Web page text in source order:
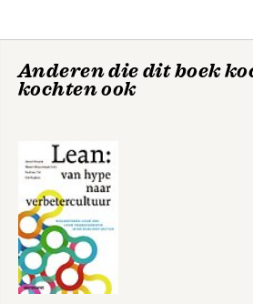
Anderen die dit boek
kochten ook